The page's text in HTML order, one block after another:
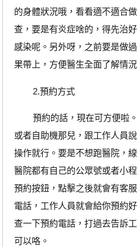
的身體狀況哦，看看適不適合
查，要是有炎症啥的，得先治
感染呢。另外呀，之前要是做
果帶上，方便醫生全面了解情況
2.預約方式
預約的話，現在可方便啦。
或者自助機那兒，跟工作人員
操作就行。要是不想跑醫院，
醫院都有自己的公眾號或者小
預約按鈕，點擊之後就會有客
電話，工作人員就會給你預約
查一下預約電話，打過去告訴
可以咯。